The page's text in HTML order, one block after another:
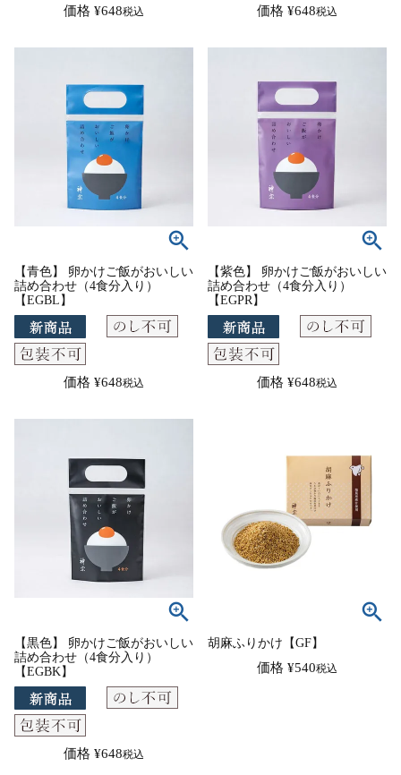
価格 ¥648税込 価格 ¥648税込
【青色】 卵かけご飯がおいしい
詰め合わせ（4食分入り）
【EGBL】
価格 ¥648税込
【紫色】 卵かけご飯がおいしい
詰め合わせ（4食分入り）
【EGPR】
価格 ¥648税込
【黒色】 卵かけご飯がおいしい
詰め合わせ（4食分入り）
【EGBK】
価格 ¥648税込
胡麻ふりかけ【GF】
価格 ¥540税込